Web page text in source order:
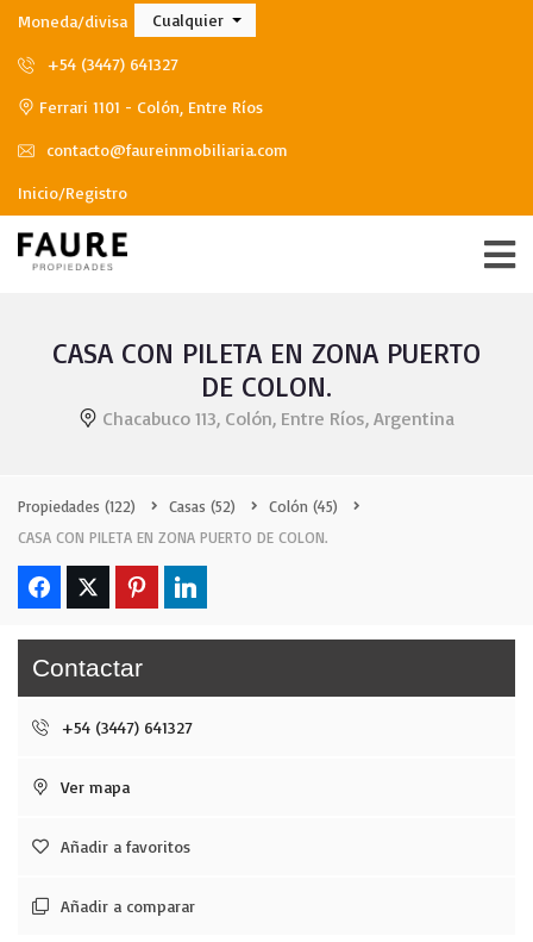
Moneda/divisa Cualquier
+54 (3447) 641327
Ferrari 1101 - Colón, Entre Ríos
contacto@faureinmobiliaria.com
Inicio/Registro
CASA CON PILETA EN ZONA PUERTO
DE COLON.
Chacabuco 113, Colón, Entre Ríos, Argentina
Propiedades (122) Casas (52) Colón (45)
CASA CON PILETA EN ZONA PUERTO DE COLON.
Contactar
+54 (3447) 641327
Ver mapa
Añadir a favoritos
Añadir a comparar